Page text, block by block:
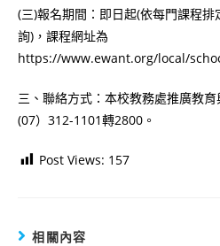
(三)報名期間：即日起(依每門課程
詢)，課程網址為
https://www.ewant.org/local/
三、聯絡方式：本校教務處推廣教育
(07）312-1101轉2800。
Post Views: 157
相關內容